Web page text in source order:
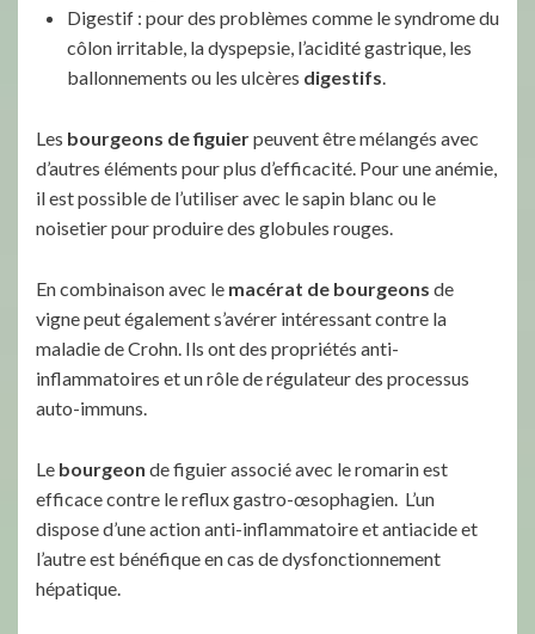
Digestif : pour des problèmes comme le syndrome du
côlon irritable, la dyspepsie, l’acidité gastrique, les
ballonnements ou les ulcères digestifs.
Les bourgeons de figuierpeuvent être mélangés avec
d’autres éléments pour plus d’efficacité. Pour une anémie,
il est possible de l’utiliser avec le sapin blanc ou le
noisetier pour produire des globules rouges.
En combinaison avec le macérat de bourgeons de
vigne peut également s’avérer intéressant contre la
maladie de Crohn. Ils ont des propriétés anti-
inflammatoires et un rôle de régulateur des processus
auto-immuns.
Le bourgeon de figuier associé avec le romarin est
efficace contre le reflux gastro-œsophagien. L’un
dispose d’une action anti-inflammatoire et antiacide et
l’autre est bénéfique en cas de dysfonctionnement
hépatique.